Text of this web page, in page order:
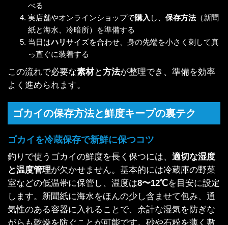
べる
実店舗やオンラインショップで購入 し、 保存方法（新聞
紙と海水、冷暗所）を準備する
当日はハリサイズを合わせ、身の先端を小さく刺して真
っ直ぐに装着する
この流れで必要な素材と方法が整理でき、準備を効率
よく進められます。
ゴカイの保存方法と鮮度キープの裏テク
ゴカイを冷蔵保存で新鮮に保つコツ
釣りで使うゴカイの鮮度を長く保つには、 適切な湿度
と温度管理が欠かせません。基本的には冷蔵庫の野菜
室などの低温帯に保管し、温度は8〜12℃を目安に設定
します。新聞紙に海水をほんの少し含ませて包み、通
気性のある容器に入れることで、余計な湿気を防ぎな
がらも乾燥を防ぐことが可能です。砂や石粉を薄く敷